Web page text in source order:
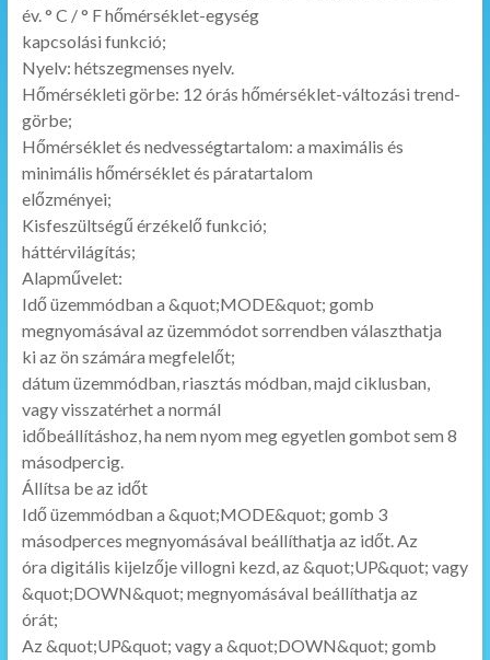
év. ° C / ° F hőmérséklet-egység
kapcsolási funkció;
Nyelv: hétszegmenses nyelv.
Hőmérsékleti görbe: 12 órás hőmérséklet-változási trend-
görbe;
Hőmérséklet és nedvességtartalom: a maximális és
minimális hőmérséklet és páratartalom
előzményei;
Kisfeszültségű érzékelő funkció;
háttérvilágítás;
Alapművelet:
Idő üzemmódban a &quot;MODE&quot; gomb
megnyomásával az üzemmódot sorrendben választhatja
ki az ön számára megfelelőt;
dátum üzemmódban, riasztás módban, majd ciklusban,
vagy visszatérhet a normál
időbeállításhoz, ha nem nyom meg egyetlen gombot sem 8
másodpercig.
Állítsa be az időt
Idő üzemmódban a &quot;MODE&quot; gomb 3
másodperces megnyomásával beállíthatja az időt. Az
óra digitális kijelzője villogni kezd, az &quot;UP&quot; vagy
&quot;DOWN&quot; megnyomásával beállíthatja az
órát;
Az &quot;UP&quot; vagy a &quot;DOWN&quot; gomb